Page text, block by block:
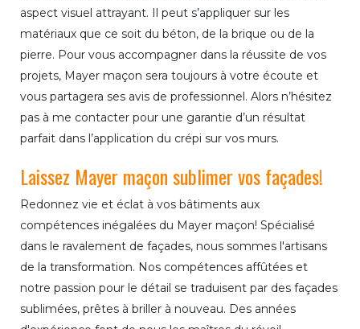
aspect visuel attrayant. Il peut s’appliquer sur les
matériaux que ce soit du béton, de la brique ou de la
pierre. Pour vous accompagner dans la réussite de vos
projets, Mayer maçon sera toujours à votre écoute et
vous partagera ses avis de professionnel. Alors n’hésitez
pas à me contacter pour une garantie d’un résultat
parfait dans l’application du crépi sur vos murs.
Laissez Mayer maçon sublimer vos façades!
Redonnez vie et éclat à vos bâtiments aux
compétences inégalées du Mayer maçon! Spécialisé
dans le ravalement de façades, nous sommes l'artisans
de la transformation. Nos compétences affûtées et
notre passion pour le détail se traduisent par des façades
sublimées, prêtes à briller à nouveau. Des années